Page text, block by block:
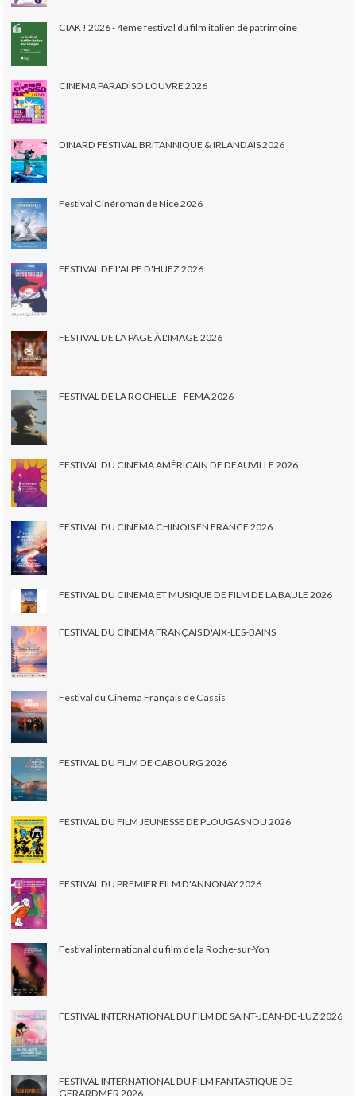
CIAK ! 2026 - 4ème festival du film italien de patrimoine
CINEMA PARADISO LOUVRE 2026
DINARD FESTIVAL BRITANNIQUE & IRLANDAIS 2026
Festival Cinéroman de Nice 2026
FESTIVAL DE L'ALPE D'HUEZ 2026
FESTIVAL DE LA PAGE À L'IMAGE 2026
FESTIVAL DE LA ROCHELLE - FEMA 2026
FESTIVAL DU CINEMA AMÉRICAIN DE DEAUVILLE 2026
FESTIVAL DU CINÉMA CHINOIS EN FRANCE 2026
FESTIVAL DU CINEMA ET MUSIQUE DE FILM DE LA BAULE 2026
FESTIVAL DU CINÉMA FRANÇAIS D'AIX-LES-BAINS
Festival du Cinéma Français de Cassis
FESTIVAL DU FILM DE CABOURG 2026
FESTIVAL DU FILM JEUNESSE DE PLOUGASNOU 2026
FESTIVAL DU PREMIER FILM D'ANNONAY 2026
Festival international du film de la Roche-sur-Yon
FESTIVAL INTERNATIONAL DU FILM DE SAINT-JEAN-DE-LUZ 2026
FESTIVAL INTERNATIONAL DU FILM FANTASTIQUE DE
GERARDMER 2026